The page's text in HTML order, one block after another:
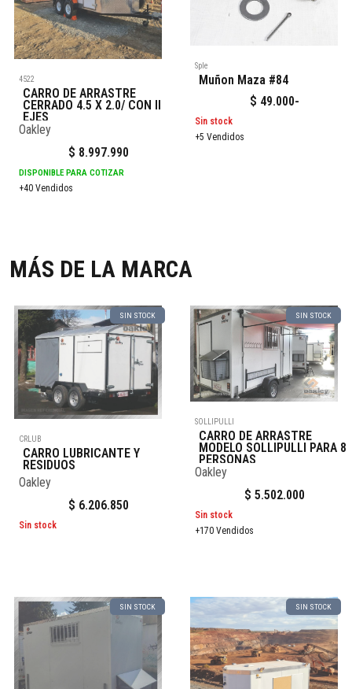
4522
CARRO DE ARRASTRE
CERRADO 4.5 X 2.0/ CON II
EJES
Oakley
$ 8.997.990
DISPONIBLE PARA COTIZAR
+40 Vendidos
Sple
Muñon Maza #84
$ 49.000-
Sin stock
+5 Vendidos
MÁS DE LA MARCA
SIN STOCK
CRLUB
CARRO LUBRICANTE Y
RESIDUOS
Oakley
$ 6.206.850
Sin stock
SIN STOCK
SOLLIPULLI
CARRO DE ARRASTRE
MODELO SOLLIPULLI PARA 8
PERSONAS
Oakley
$5.502.000
Sin stock
+170 Vendidos
SIN STOCK SIN STOCK